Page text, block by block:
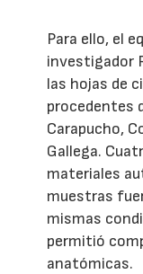
Para ello, el
investigador
las hojas de
procedentes
Carapucho,
Gallega.
materiales
muestras
mismas
permitió
anatómicas.